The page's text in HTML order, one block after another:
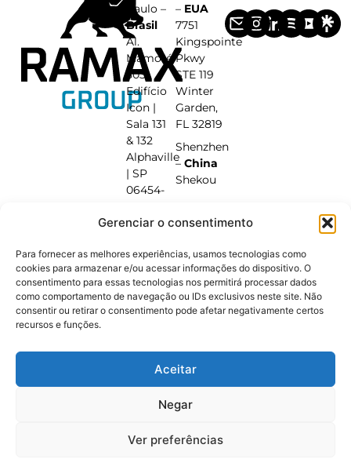
Gerenciar o consentimento
Para fornecer as melhores experiências, usamos tecnologias como
cookies para armazenar e/ou acessar informações do dispositivo. O
consentimento para essas tecnologias nos permitirá processar dados
como comportamento de navegação ou IDs exclusivos neste site. Não
consentir ou retirar o consentimento pode afetar negativamente certos
recursos e funções.
Aceitar
Negar
Ver preferências
Paulo –
Brasil
Al.
Mamoré,
503
Edifício
Icon |
Sala 131
& 132
Alphaville
| SP
06454-
+55 (11)
9936
Beirute –
Líbano
Jdita |
– EUA
7751
Kingspointe
Pkwy
STE 119
Winter
Garden,
FL 32819
Shenzhen
– China
Shekou
© 2026 RAMAX-Group Política de Privacidade
Designed by Atelier de Design Coded by FAPNET